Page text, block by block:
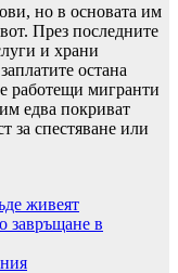
но в основата им
През последните
и храни
остана
работещи мигранти
едва покриват
за спестяване или
живеят
завръщане в